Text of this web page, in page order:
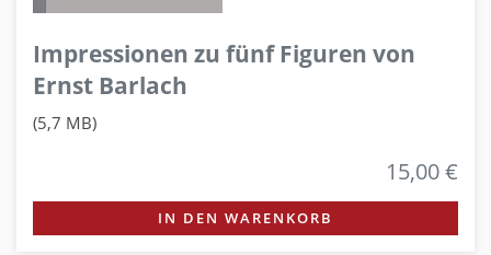
Impressionen zu fünf Figuren von
Ernst Barlach
(5,7 MB)
15,00 €
IN DEN WARENKORB